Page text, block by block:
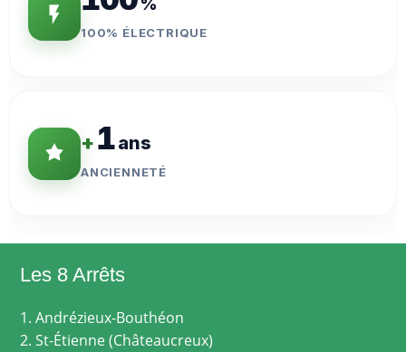
%
100% ÉLECTRIQUE
+1ans
ANCIENNETÉ
Les 8 Arrêts
1. Andrézieux-Bouthéon
2. St-Étienne (Châteaucreux)